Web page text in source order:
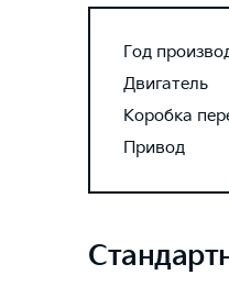
Год
Двигатель
Коробка
Привод